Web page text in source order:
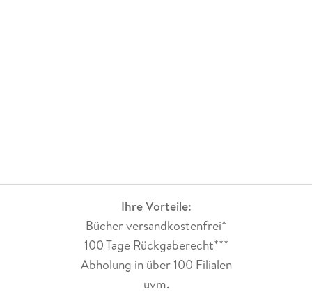
Ihre Vorteile:
Bücher versandkostenfrei*
100 Tage Rückgaberecht***
Abholung in über 100 Filialen
uvm.